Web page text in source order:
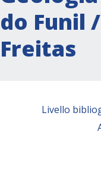
do Funil
Freitas
Livello